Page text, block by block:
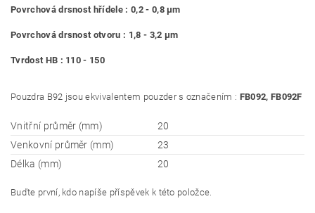
Povrchová drsnost hřídele : 0,2 - 0,8 μm
Povrchová drsnost otvoru : 1,8 - 3,2 μm
Tvrdost HB : 110 - 150
Pouzdra B92 jsou ekvivalentem pouzder s označením : FB092, FB092F
Vnitřní průměr (mm)
20
Venkovní průměr (mm)
23
Délka (mm)
20
Buďte první, kdo napíše příspěvek k této položce.